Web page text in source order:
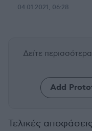
04.01.2021, 06:28
Δείτε
Add
Τελικές